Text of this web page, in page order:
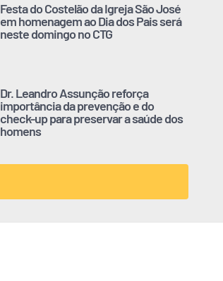
Festa do Costelão da Igreja São José
em homenagem ao Dia dos Pais será
neste domingo no CTG
Dr. Leandro Assunção reforça
importância da prevenção e do
check-up para preservar a saúde dos
homens